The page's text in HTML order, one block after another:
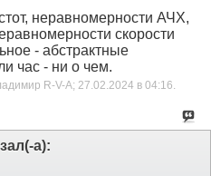
неравномерности АЧХ,
скорости
- абстрактные
час - ни о чем.
R-V-A; 27.02.2024 в 04:16
а):